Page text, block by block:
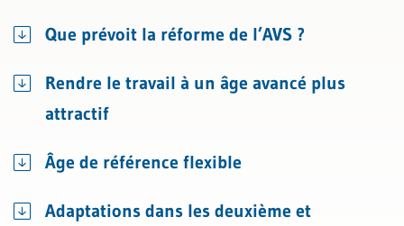
Que prévoit la réforme de l’AVS ?
Rendre le travail à un âge avancé plus
attractif
Âge de référence flexible
Adaptations dans les deuxième et